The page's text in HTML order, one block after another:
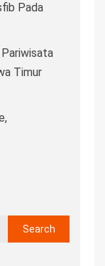
Pada
Pariwisata
Timur